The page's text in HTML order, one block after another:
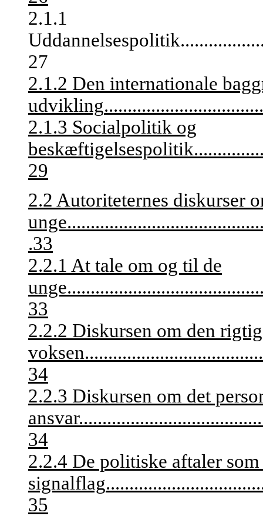
2.1.1
Uddannelsespolitik
27
2.1.2 Den internationale
udvikling
2.1.3 Socialpolitik og
beskæftigelsespolitik
29
2.2 Autoriteternes diskurser
unge
.33
2.2.1 At tale om og til de
unge
33
2.2.2 Diskursen om den
voksen
34
2.2.3 Diskursen om det
ansvar
34
2.2.4 De politiske aftaler
signalflag
35